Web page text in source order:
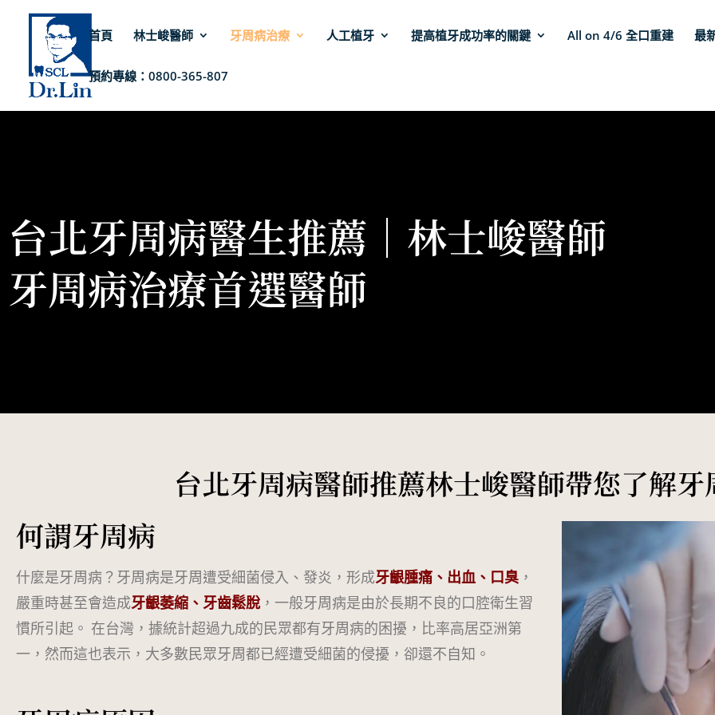
首頁 林士峻醫師 牙周病治療 人工植牙 提高植牙成功率的關鍵 All on 4/6 全口重建 最
預約專線：0800-365-807
台北牙周病醫生推薦｜林士峻醫師
牙周病治療首選醫師
台北牙周病醫師推薦林士峻醫師帶您了解牙
何謂牙周病
什麼是牙周病？牙周病是牙周遭受細菌侵入、發炎，形成牙齦腫痛、出血、口臭 ，
嚴重時甚至會造成牙齦萎縮、牙齒鬆脫 ，一般牙周病是由於長期不良的口腔衛生習
慣所引起。 在台灣，據統計超過九成的民眾都有牙周病的困擾，比率高居亞洲第
一，然而這也表示，大多數民眾牙周都已經遭受細菌的侵擾，卻還不自知。